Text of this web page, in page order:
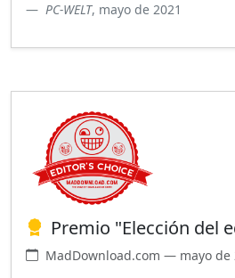
PC-WELT, mayo de 2021
Premio "Elección del
MadDownload.com — mayo de